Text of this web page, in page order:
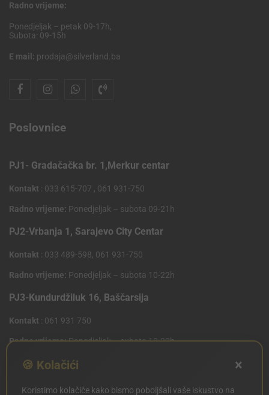
Radno vrijeme:
Ponedjeljak – petak 09-17h,
Subota: 09-15h
E mail: prodaja@silverland.ba
Poslovnice
PJ1- Gradačačka br. 1,Merkur centar
Kontakt : 033 615-707 , 061 931-750
Radno vrijeme: Ponedjeljak – subota 09-21h
PJ2-Vrbanja 1, Sarajevo City Centar
Kontakt : 033 489-598, 061 931-750
Radno vrijeme: Ponedjeljak – subota 10-22h
PJ3-Kundurdžiluk 16, Baščarsija
Kontakt : 061 931 750
Radno vrijeme:Ponedjeljak – subota 10-22h
PJ4 West Gate,Mostarsko raskrsce 10 (Penny Plus
🍪 Kolačići ×
Koristimo kolačiće kako bismo poboljšali vaše iskustvo na